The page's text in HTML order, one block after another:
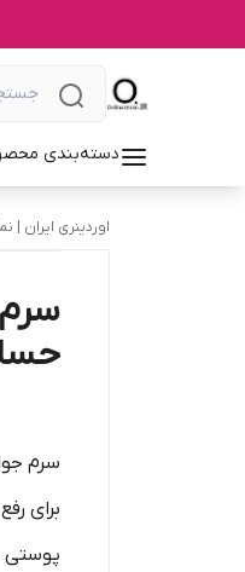
دسته‌بندی
اوردینری ایران |
سرم
برای
پوستی